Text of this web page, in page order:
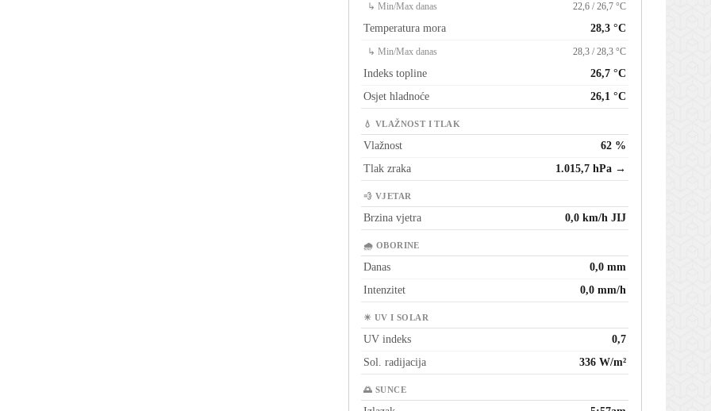
↳ Min/Max danas 22,6 / 26,7 °C
Temperatura mora 28,3 °C
↳ Min/Max danas 28,3 / 28,3 °C
Indeks topline
26,7 °C
Osjet hladnoće
26,1 °C
💧 VLAŽNOST I TLAK
Vlažnost
62 %
Tlak zraka
1.015,7 hPa →
💨 VJETAR
Brzina vjetra 0,0 km/h JIJ
🌧 OBORINE
Danas
0,0 mm
Intenzitet
0,0 mm/h
☀ UV I SOLAR
UV indeks
0,7
Sol. radijacija
336 W/m²
🌅 SUNCE